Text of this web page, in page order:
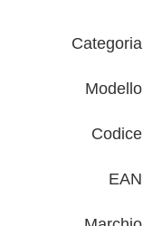
Categoria
Modello
Codice
EAN